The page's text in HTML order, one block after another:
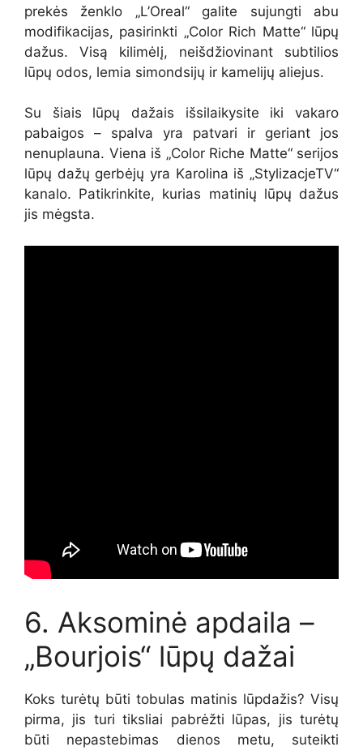
prekės ženklo „L’Oreal“ galite sujungti abu
modifikacijas, pasirinkti „Color Rich Matte“ lūpų
dažus. Visą kilimėlį, neišdžiovinant subtilios
lūpų odos, lemia simondsijų ir kamelijų aliejus.
Su šiais lūpų dažais išsilaikysite iki vakaro
pabaigos – spalva yra patvari ir geriant jos
nenuplauna. Viena iš „Color Riche Matte“ serijos
lūpų dažų gerbėjų yra Karolina iš „StylizacjeTV“
kanalo. Patikrinkite, kurias matinių lūpų dažus
jis mėgsta.
6. Aksominė apdaila –
„Bourjois“ lūpų dažai
Koks turėtų būti tobulas matinis lūpdažis? Visų
pirma, jis turi tiksliai pabrėžti lūpas, jis turėtų
būti nepastebimas dienos metu, suteikti